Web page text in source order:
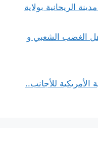
الريحانية بولاية
الغضب الشعبي و
للأجانب..